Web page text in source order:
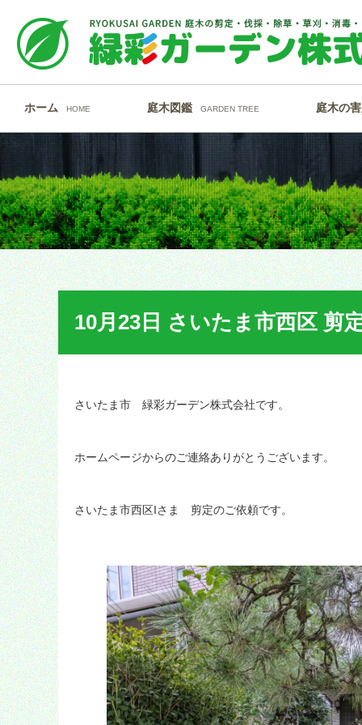
ホーム HOME 庭木図鑑 GARDEN TREE 庭木の
10月23日 さいたま市西区 剪
さいたま市 緑彩ガーデン株式会社です。
ホームページからのご連絡ありがとうございます。
さいたま市西区Iさま 剪定のご依頼です。